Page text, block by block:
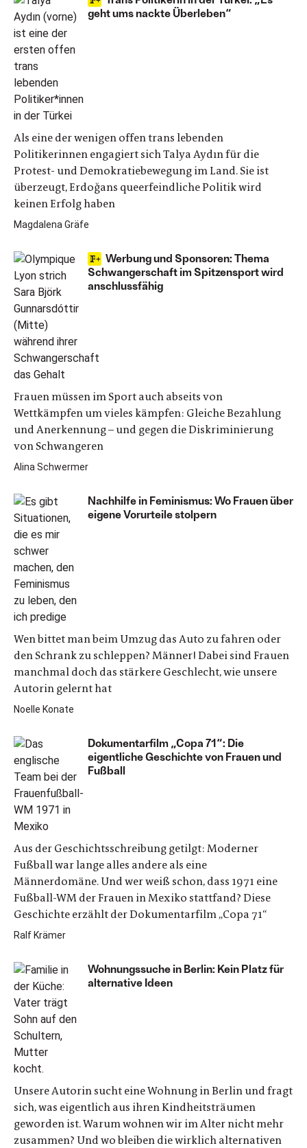
geht ums nackte Überleben“
Als eine der wenigen offen trans lebenden
Politikerinnen engagiert sich Talya Aydın für die
Protest- und Demokratiebewegung im Land. Sie ist
überzeugt, Erdoğans queerfeindliche Politik wird
keinen Erfolg haben
Magdalena Gräfe
Werbung und Sponsoren: Thema
Schwangerschaft im Spitzensport wird
anschlussfähig
Frauen müssen im Sport auch abseits von
Wettkämpfen um vieles kämpfen: Gleiche Bezahlung
und Anerkennung – und gegen die Diskriminierung
von Schwangeren
Alina Schwermer
Nachhilfe in Feminismus: Wo Frauen über
eigene Vorurteile stolpern
Wen bittet man beim Umzug das Auto zu fahren oder
den Schrank zu schleppen? Männer! Dabei sind Frauen
manchmal doch das stärkere Geschlecht, wie unsere
Autorin gelernt hat
Noelle Konate
Dokumentarfilm „Copa 71“: Die
eigentliche Geschichte von Frauen und
Fußball
Aus der Geschichtsschreibung getilgt: Moderner
Fußball war lange alles andere als eine
Männerdomäne. Und wer weiß schon, dass 1971 eine
Fußball-WM der Frauen in Mexiko stattfand? Diese
Geschichte erzählt der Dokumentarfilm „Copa 71“
Ralf Krämer
Wohnungssuche in Berlin: Kein Platz für
alternative Ideen
Unsere Autorin sucht eine Wohnung in Berlin und fragt
sich, was eigentlich aus ihren Kindheitsträumen
geworden ist. Warum wohnen wir im Alter nicht mehr
zusammen? Und wo bleiben die wirklich alternativen